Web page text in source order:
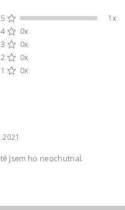
5
1x
4
0x
3
0x
2
0x
1
0x
jsem ho neochutnal.